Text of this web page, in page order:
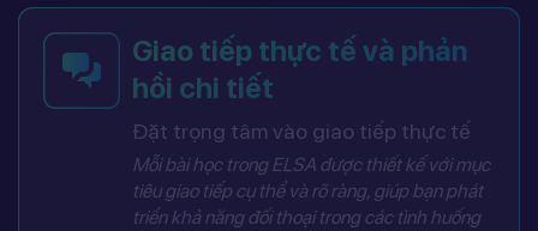
Giao tiếp thực tế và phản
hồi chi tiết
Đặt trọng tâm vào giao tiếp thực tế
Mỗi bài học trong ELSA được thiết kế với mục
tiêu giao tiếp cụ thể và rõ ràng, giúp bạn phát
triển khả năng đối thoại trong các tình huống